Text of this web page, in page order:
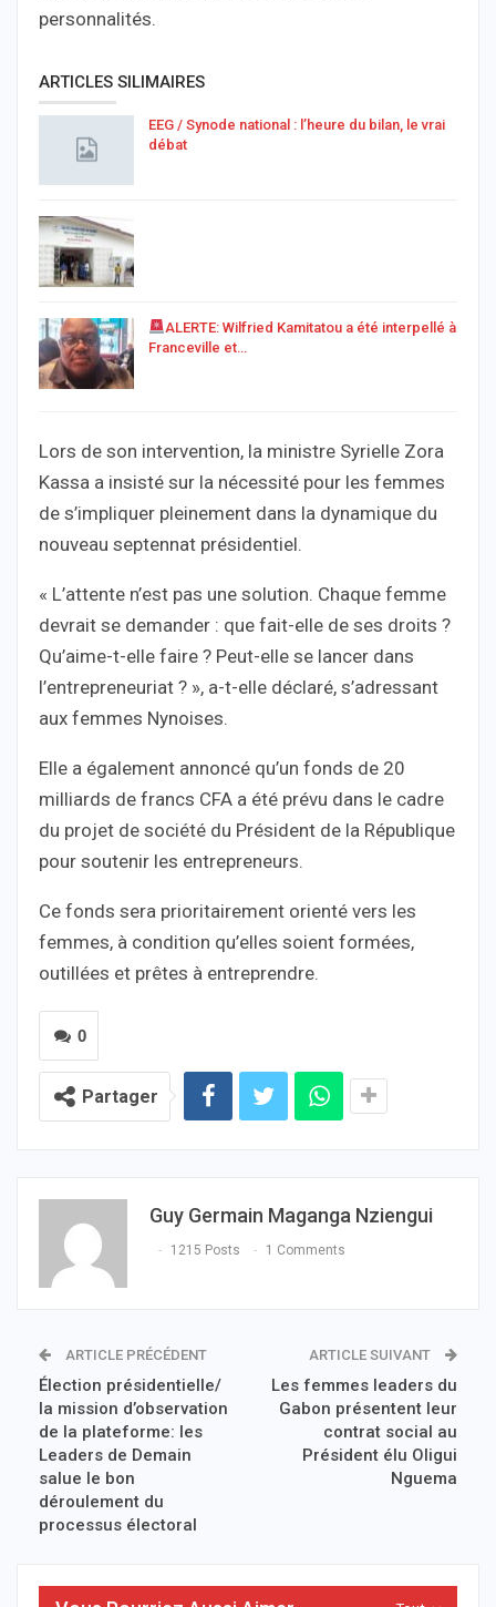
personnalités.
ARTICLES SILIMAIRES
EEG / Synode national : l’heure du bilan, le vrai
débat
ALERTE: Wilfried Kamitatou a été interpellé à
Franceville et…
Lors de son intervention, la ministre Syrielle Zora
Kassa a insisté sur la nécessité pour les femmes
de s’impliquer pleinement dans la dynamique du
nouveau septennat présidentiel.
« L’attente n’est pas une solution. Chaque femme
devrait se demander : que fait-elle de ses droits ?
Qu’aime-t-elle faire ? Peut-elle se lancer dans
l’entrepreneuriat ? », a-t-elle déclaré, s’adressant
aux femmes Nynoises.
Elle a également annoncé qu’un fonds de 20
milliards de francs CFA a été prévu dans le cadre
du projet de société du Président de la République
pour soutenir les entrepreneurs.
Ce fonds sera prioritairement orienté vers les
femmes, à condition qu’elles soient formées,
outillées et prêtes à entreprendre.
0
Partager
Guy Germain Maganga Nziengui
1215 Posts 1 Comments
ARTICLE PRÉCÉDENT
Élection présidentielle/
la mission d’observation
de la plateforme: les
Leaders de Demain
salue le bon
déroulement du
processus électoral
ARTICLE SUIVANT
Les femmes leaders du
Gabon présentent leur
contrat social au
Président élu Oligui
Nguema